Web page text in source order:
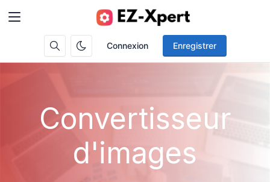
Connexion Enregistrer
Convertisseur
d'images